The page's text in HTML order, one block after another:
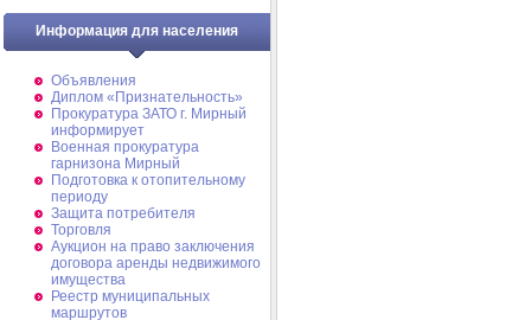
Информация для населения
Объявления
Диплом «Признательность»
Прокуратура ЗАТО г. Мирный
информирует
Военная прокуратура
гарнизона Мирный
Подготовка к отопительному
периоду
Защита потребителя
Торговля
Аукцион на право заключения
договора аренды недвижимого
имущества
Реестр муниципальных
маршрутов